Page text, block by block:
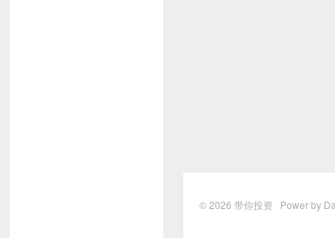
© 2026 带你投资 Power by